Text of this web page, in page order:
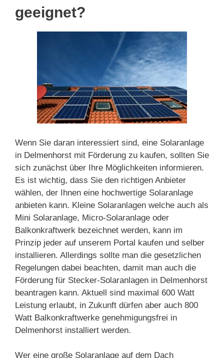
geeignet?
Wenn Sie daran interessiert sind, eine Solaranlage
in Delmenhorst mit Förderung zu kaufen, sollten Sie
sich zunächst über Ihre Möglichkeiten informieren.
Es ist wichtig, dass Sie den richtigen Anbieter
wählen, der Ihnen eine hochwertige Solaranlage
anbieten kann. Kleine Solaranlagen welche auch als
Mini Solaranlage, Micro-Solaranlage oder
Balkonkraftwerk bezeichnet werden, kann im
Prinzip jeder auf unserem Portal kaufen und selber
installieren. Allerdings sollte man die gesetzlichen
Regelungen dabei beachten, damit man auch die
Förderung für Stecker-Solaranlagen in Delmenhorst
beantragen kann. Aktuell sind maximal 600 Watt
Leistung erlaubt, in Zukunft dürfen aber auch 800
Watt Balkonkraftwerke genehmigungsfrei in
Delmenhorst installiert werden.
Wer eine große Solaranlage auf dem Dach